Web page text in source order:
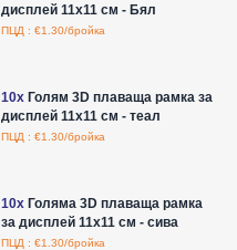
дисплей 11x11 см - Бял
ПЦД : €1.30/бройка
10xГолям 3D плаваща рамка за
дисплей 11x11 см - теал
ПЦД : €1.30/бройка
10xГоляма 3D плаваща рамка
за дисплей 11x11 см - сива
ПЦД : €1.30/бройка